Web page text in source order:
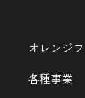
オレンジ
各種事業